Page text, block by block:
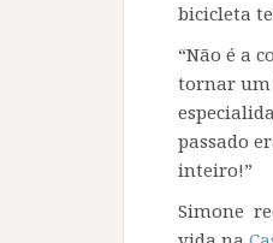
bicicleta
“Não é a
tornar um
passado
inteiro!”
Simone